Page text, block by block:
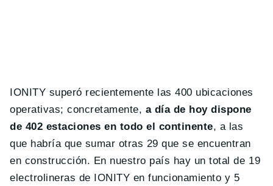
IONITY superó recientemente las 400 ubicaciones
operativas; concretamente, a día de hoy dispone
de 402 estaciones en todo el continente, a las
que habría que sumar otras 29 que se encuentran
en construcción. En nuestro país hay un total de 19
electrolineras de IONITY en funcionamiento y 5